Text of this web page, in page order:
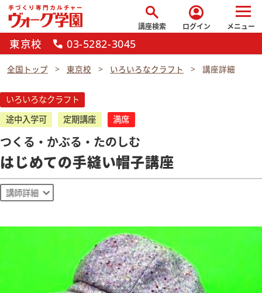
search
講座検索
account_circle
ログイン メニュー
東京校 call 03-5282-3045
全国トップ 東京校 いろいろなクラフト 講座詳細
いろいろなクラフト
途中入学可
定期講座 満席
つくる・かぶる・たのしむ
はじめての手縫い帽子講座
講師詳細